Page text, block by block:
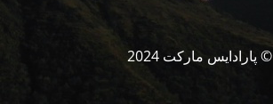
© پارادایس مارکت 2024